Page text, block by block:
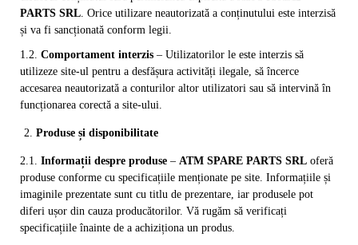
PARTS SRL . Orice utilizare neautorizată a conținutului este interzisă
și va fi sancționată conform legii.
1.2. Comportament interzis – Utilizatorilor le este interzis să
utilizeze site-ul pentru a desfășura activități ilegale, să încerce
accesarea neautorizată a conturilor altor utilizatori sau să intervină în
funcționarea corectă a site-ului.
Produse și disponibilitate
2.1. Informații despre produse – ATM SPARE PARTS SRL oferă
produse conforme cu specificațiile menționate pe site. Informațiile și
imaginile prezentate sunt cu titlu de prezentare, iar produsele pot
diferi ușor din cauza producătorilor. Vă rugăm să verificați
specificațiile înainte de a achiziționa un produs.